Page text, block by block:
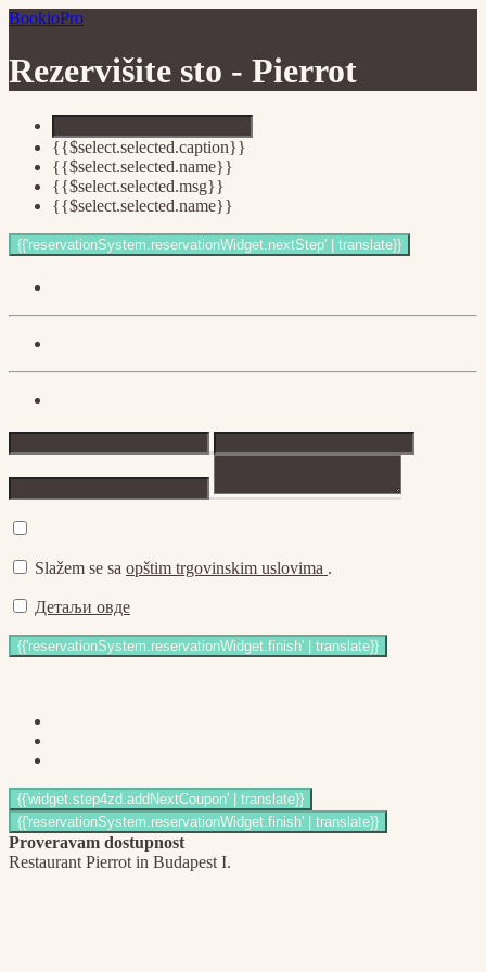
BookioPro
Rezervišite sto - Pierrot
{{$select.selected.caption}}
{{$select.selected.name}}
{{$select.selected.msg}}
{{$select.selected.name}}
Slažem se sa opštim trgovinskim uslovima .
Детаљи овде
Proveravam dostupnost
Restaurant Pierrot in Budapest I.